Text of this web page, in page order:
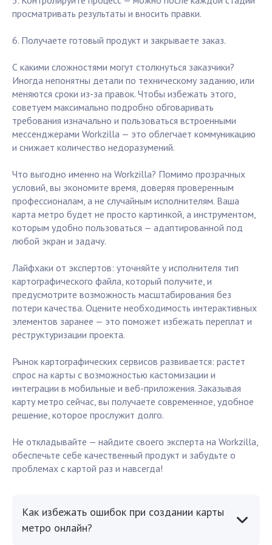
просматривать результаты и вносить правки.
6. Получаете готовый продукт и закрываете заказ.
С какими сложностями могут столкнуться заказчики?
Иногда непонятны детали по техническому заданию, или
меняются сроки из-за правок. Чтобы избежать этого,
советуем максимально подробно обговаривать
требования изначально и пользоваться встроенными
мессенджерами Workzilla — это облегчает коммуникацию
и снижает количество недоразумений.
Что выгодно именно на Workzilla? Помимо прозрачных
условий, вы экономите время, доверяя проверенным
профессионалам, а не случайным исполнителям. Ваша
карта метро будет не просто картинкой, а инструментом,
которым удобно пользоваться — адаптированной под
любой экран и задачу.
Лайфхаки от экспертов: уточняйте у исполнителя тип
картографического файла, который получите, и
предусмотрите возможность масштабирования без
потери качества. Оцените необходимость интерактивных
элементов заранее — это поможет избежать переплат и
реструктуризации проекта.
Рынок картографических сервисов развивается: растет
спрос на карты с возможностью кастомизации и
интеграции в мобильные и веб-приложения. Заказывая
карту метро сейчас, вы получаете современное, удобное
решение, которое прослужит долго.
Не откладывайте — найдите своего эксперта на Workzilla,
обеспечьте себе качественный продукт и забудьте о
проблемах с картой раз и навсегда!
Как избежать ошибок при создании карты
метро онлайн?